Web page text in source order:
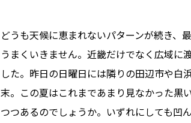
どうも天候に恵まれないパターンが続き、
うまくいきません。近畿だけでなく広域に
した。昨日の日曜日には隣りの田辺市や白
末。この夏はこれまであまり見なかった黒
つつあるのでしょうか。いずれにしても凹